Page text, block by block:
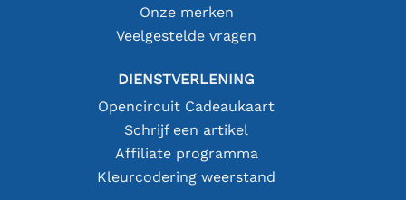
Onze merken
Veelgestelde vragen
DIENSTVERLENING
Opencircuit Cadeaukaart
Schrijf een artikel
Affiliate programma
Kleurcodering weerstand